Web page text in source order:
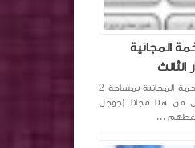
المجانية
تحميل اسطوانة المحاسب الضخمة المجانية بمساحة 2
من هنا مجانا (جوجل
...